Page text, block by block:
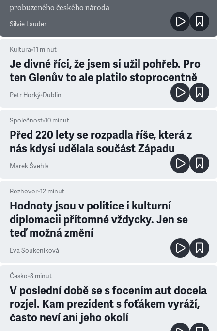
probuzeného českého národa
Silvie Lauder
Kultura•11 minut
Je divné říci, že jsem si užil pohřeb. Pro
ten Glenův to ale platilo stoprocentně
Petr Horký•Dublin
Společnost•10 minut
Před 220 lety se rozpadla říše, která z
nás kdysi udělala součást Západu
Marek Švehla
Rozhovor•12 minut
Hodnoty jsou v politice i kulturní
diplomacii přítomné vždycky. Jen se
teď možná změní
Eva Soukeníková
Česko•8 minut
V poslední době se s focením aut docela
rozjel. Kam prezident s foťákem vyráží,
často neví ani jeho okolí